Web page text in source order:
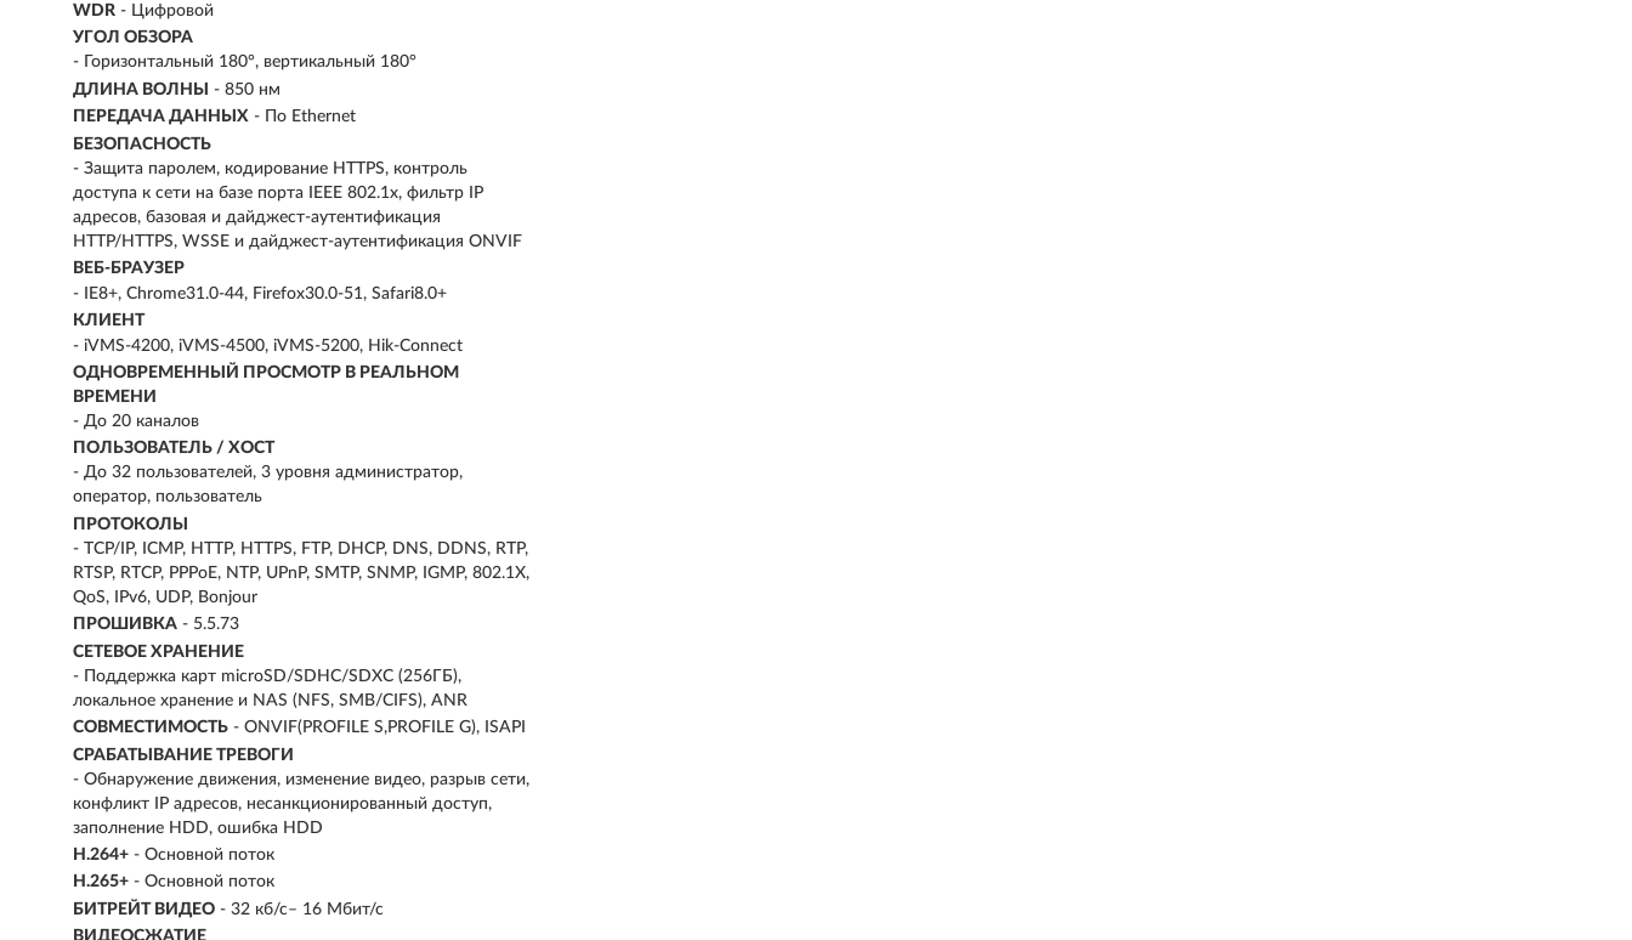
WDR - Цифровой
УГОЛ ОБЗОРА
- Горизонтальный 180°, вертикальный 180°
ДЛИНА ВОЛНЫ
- 850 нм
ПЕРЕДАЧА ДАННЫХ - По Ethernet
БЕЗОПАСНОСТЬ
- Защита паролем, кодирование HTTPS, контроль
доступа к сети на базе порта IEEE 802.1x, фильтр IP
адресов, базовая и дайджест-аутентификация
HTTP/HTTPS, WSSE и дайджест-аутентификация ONVIF
ВЕБ-БРАУЗЕР
- IE8+, Chrome31.0-44, Firefox30.0-51, Safari8.0+
КЛИЕНТ
- iVMS-4200, iVMS-4500, iVMS-5200, Hik-Connect
ОДНОВРЕМЕННЫЙ ПРОСМОТР В РЕАЛЬНОМ
ВРЕМЕНИ
- До 20 каналов
ПОЛЬЗОВАТЕЛЬ / ХОСТ
- До 32 пользователей, 3 уровня администратор,
оператор, пользователь
ПРОТОКОЛЫ
- TCP/IP, ICMP, HTTP, HTTPS, FTP, DHCP, DNS, DDNS, RTP,
RTSP, RTCP, PPPoE, NTP, UPnP, SMTP, SNMP, IGMP, 802.1X,
QoS, IPv6, UDP, Bonjour
ПРОШИВКА - 5.5.73
СЕТЕВОЕ ХРАНЕНИЕ
- Поддержка карт microSD/SDHC/SDXC (256ГБ),
локальное хранение и NAS (NFS, SMB/CIFS), ANR
СОВМЕСТИМОСТЬ - ONVIF(PROFILE S,PROFILE G), ISAPI
СРАБАТЫВАНИЕ ТРЕВОГИ
- Обнаружение движения, изменение видео, разрыв сети,
конфликт IP адресов, несанкционированный доступ,
заполнение HDD, ошибка HDD
H.264+ - Основной поток
H.265+ - Основной поток
БИТРЕЙТ ВИДЕО - 32 кб/с– 16 Мбит/с